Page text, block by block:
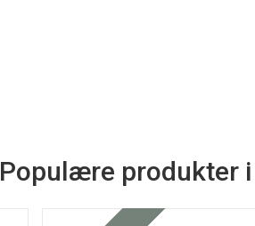
Populære produkter